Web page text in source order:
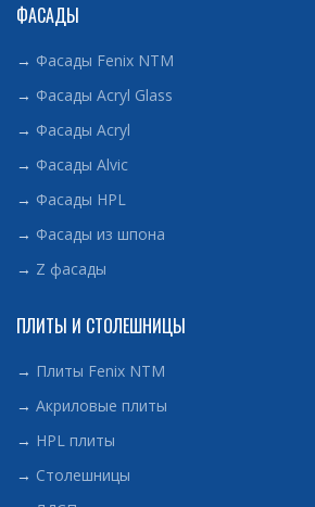
ФАСАДЫ
→ Фасады Fenix NTM
→ Фасады Acryl Glass
→ Фасады Acryl
→ Фасады Alvic
→ Фасады HPL
→ Фасады из шпона
→ Z фасады
ПЛИТЫ И СТОЛЕШНИЦЫ
→ Плиты Fenix NTM
→ Акриловые плиты
→ HPL плиты
→ Столешницы